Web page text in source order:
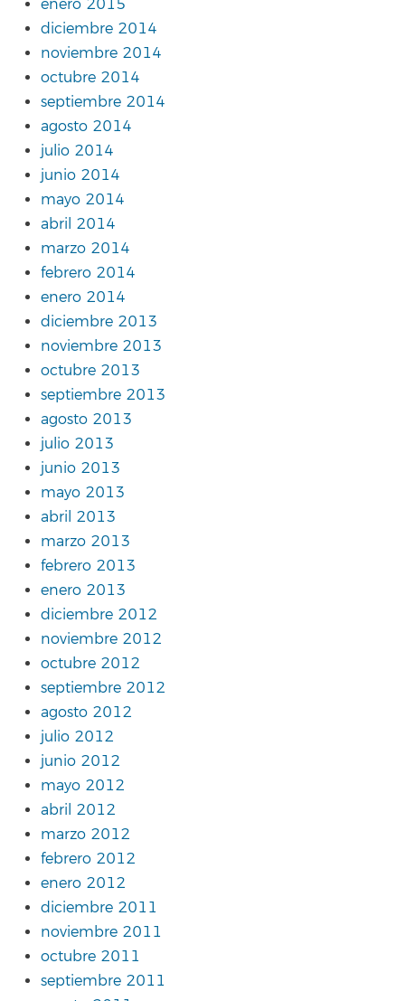
enero 2015
diciembre 2014
noviembre 2014
octubre 2014
septiembre 2014
agosto 2014
julio 2014
junio 2014
mayo 2014
abril 2014
marzo 2014
febrero 2014
enero 2014
diciembre 2013
noviembre 2013
octubre 2013
septiembre 2013
agosto 2013
julio 2013
junio 2013
mayo 2013
abril 2013
marzo 2013
febrero 2013
enero 2013
diciembre 2012
noviembre 2012
octubre 2012
septiembre 2012
agosto 2012
julio 2012
junio 2012
mayo 2012
abril 2012
marzo 2012
febrero 2012
enero 2012
diciembre 2011
noviembre 2011
octubre 2011
septiembre 2011